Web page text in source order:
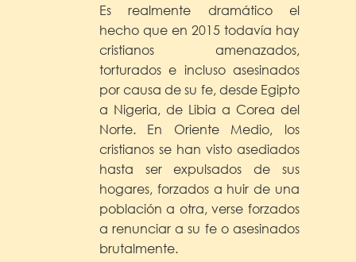
Es realmente dramático el
hecho que en 2015 todavía hay
cristianos amenazados,
torturados e incluso asesinados
por causa de su fe, desde Egipto
a Nigeria, de Libia a Corea del
Norte. En Oriente Medio, los
cristianos se han visto asediados
hasta ser expulsados de sus
hogares, forzados a huir de una
población a otra, verse forzados
a renunciar a su fe o asesinados
brutalmente.